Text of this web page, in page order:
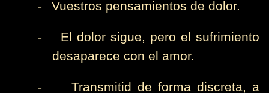
- Vuestros pensamientos de dolor.
-
El dolor sigue, pero el sufrimiento
desaparece con el amor.
-
Transmitid de forma discreta, a